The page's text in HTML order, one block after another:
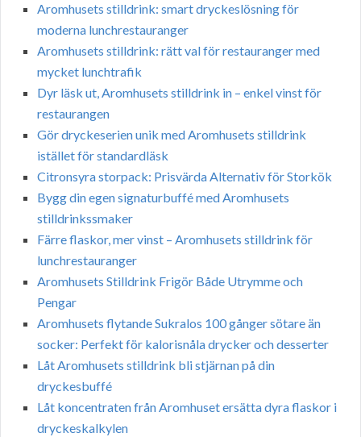
Aromhusets stilldrink: smart dryckeslösning för
moderna lunchrestauranger
Aromhusets stilldrink: rätt val för restauranger med
mycket lunchtrafik
Dyr läsk ut, Aromhusets stilldrink in – enkel vinst för
restaurangen
Gör dryckeserien unik med Aromhusets stilldrink
istället för standardläsk
Citronsyra storpack: Prisvärda Alternativ för Storkök
Bygg din egen signaturbuffé med Aromhusets
stilldrinkssmaker
Färre flaskor, mer vinst – Aromhusets stilldrink för
lunchrestauranger
Aromhusets Stilldrink Frigör Både Utrymme och
Pengar
Aromhusets flytande Sukralos 100 gånger sötare än
socker: Perfekt för kalorisnåla drycker och desserter
Låt Aromhusets stilldrink bli stjärnan på din
dryckesbuffé
Låt koncentraten från Aromhuset ersätta dyra flaskor i
dryckeskalkylen